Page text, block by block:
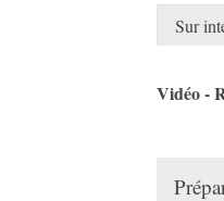
Sur
Vidéo -